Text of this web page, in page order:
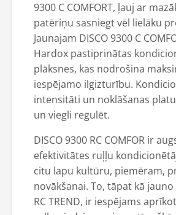
9300 C COMFORT, ļauj ar
patēriņu sasniegt vēl lielāku
Jaunajam DISCO 9300 C
Hardox pastiprinātas
plāksnes, kas nodrošina
iespējamo ilgizturību.
intensitāti un noklāšanas
un viegli regulēt.
DISCO 9300 RC COMFOR ir
efektivitātes ruļļu
citu lapu kultūru, piemēram,
novākšanai. To, tāpat kā jauno
RC TREND, ir iespējams